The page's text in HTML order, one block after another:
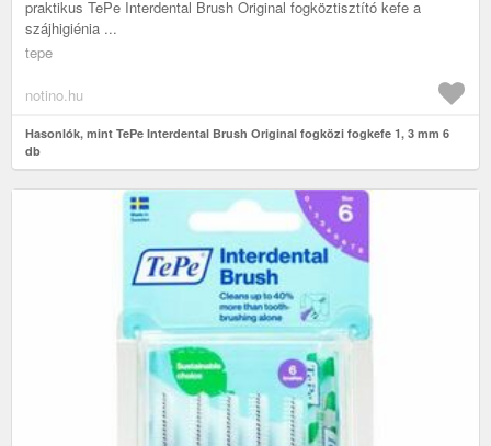
praktikus TePe Interdental Brush Original fogköztisztító kefe a
szájhigiénia ...
tepe
notino.hu
Hasonlók, mint TePe Interdental Brush Original fogközi fogkefe 1, 3 mm 6
db